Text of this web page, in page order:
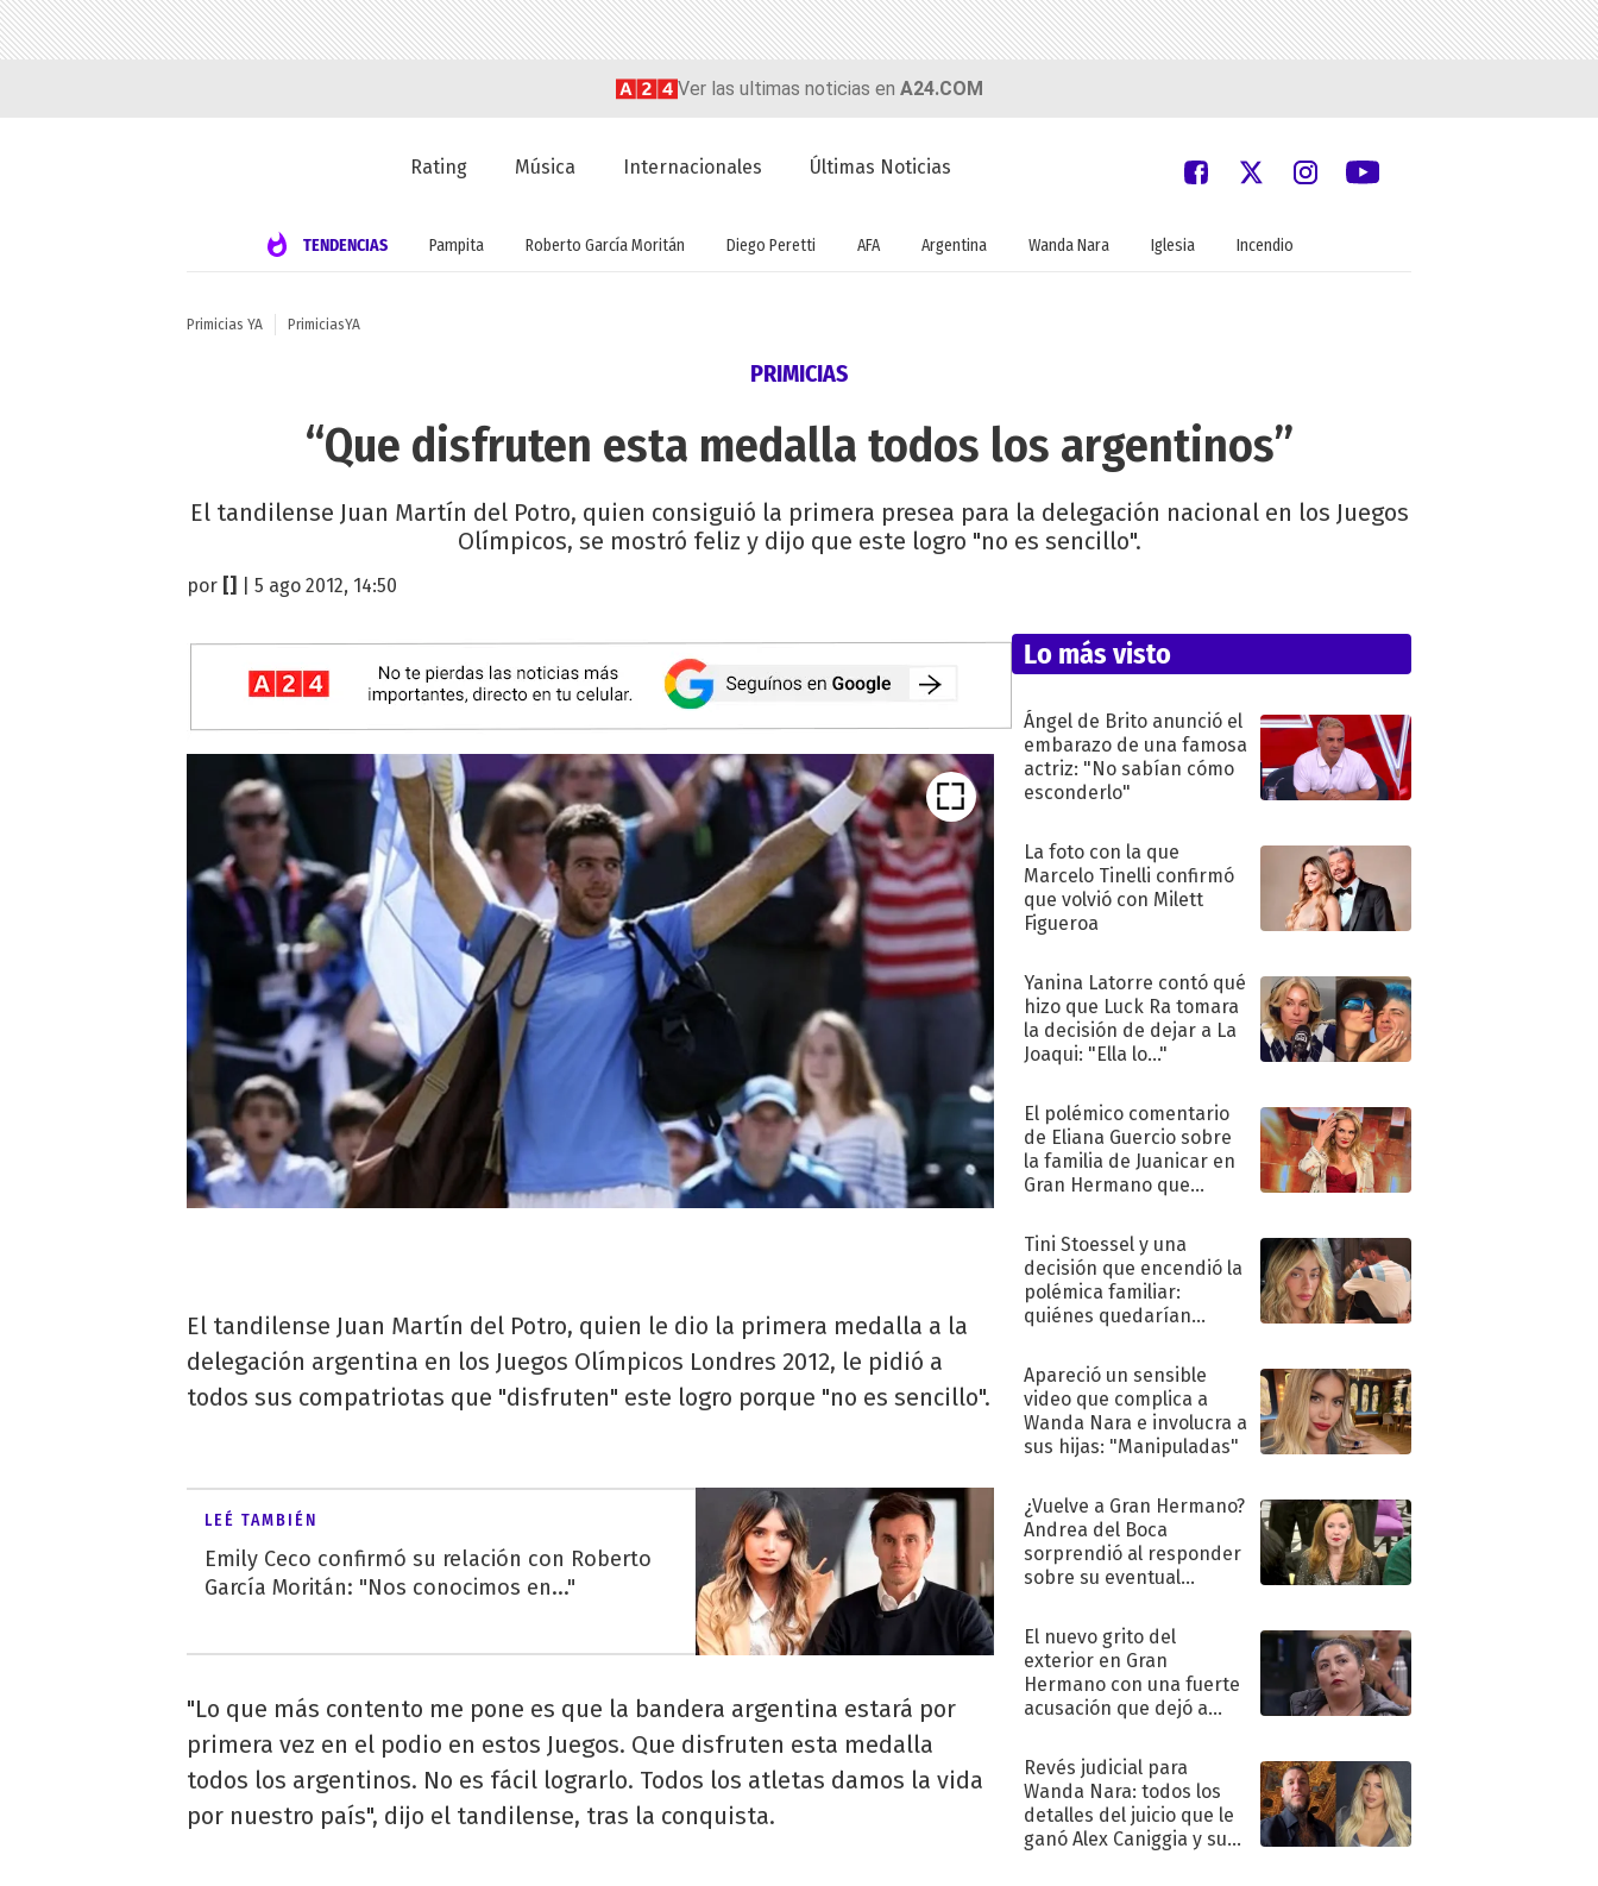
Ver las ultimas noticias en A24.COM
Rating Música Internacionales Últimas Noticias
TENDENCIAS Pampita Roberto García Moritán Diego Peretti AFA Argentina Wanda Nara Iglesia Incendio
Primicias YA PrimiciasYA
PRIMICIAS
“Que disfruten esta medalla todos los argentinos”
El tandilense Juan Martín del Potro, quien consiguió la primera presea para la delegación nacional en los Juegos
Olímpicos, se mostró feliz y dijo que este logro "no es sencillo".
por | 5 ago 2012, 14:50
El tandilense Juan Martín del Potro, quien le dio la primera medalla a la
delegación argentina en los Juegos Olímpicos Londres 2012, le pidió a
todos sus compatriotas que "disfruten" este logro porque "no es sencillo".
LEÉ TAMBIÉN
Emily Ceco confirmó su relación con Roberto
García Moritán: "Nos conocimos en..."
"Lo que más contento me pone es que la bandera argentina estará por
primera vez en el podio en estos Juegos. Que disfruten esta medalla
todos los argentinos. No es fácil lograrlo. Todos los atletas damos la vida
por nuestro país", dijo el tandilense, tras la conquista.
Lo más visto
Ángel de Brito anunció el
embarazo de una famosa
actriz: "No sabían cómo
esconderlo"
La foto con la que
Marcelo Tinelli confirmó
que volvió con Milett
Figueroa
Yanina Latorre contó qué
hizo que Luck Ra tomara
la decisión de dejar a La
Joaqui: "Ella lo..."
El polémico comentario
de Eliana Guercio sobre
la familia de Juanicar en
Gran Hermano que
Tini Stoessel y una
decisión que encendió la
polémica familiar:
quiénes quedarían
Apareció un sensible
video que complica a
Wanda Nara e involucra a
sus hijas: "Manipuladas"
¿Vuelve a Gran Hermano?
Andrea del Boca
sorprendió al responder
sobre su eventual
El nuevo grito del
exterior en Gran
Hermano con una fuerte
acusación que dejó a
"Traidora"
Revés judicial para
Wanda Nara: todos los
detalles del juicio que le
ganó Alex Caniggia y sus